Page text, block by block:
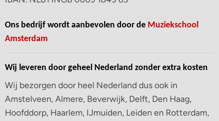
Ons bedrijf wordt aanbevolen door de Muziekschool
Amsterdam
Wij leveren door geheel Nederland zonder extra kosten
Wij bezorgen door heel Nederland dus ook in
Amstelveen, Almere, Beverwijk, Delft, Den Haag,
Hoofddorp, Haarlem, IJmuiden, Leiden en Rotterdam,